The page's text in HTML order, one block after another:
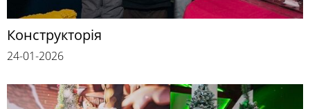
Конструкторія
24-01-2026